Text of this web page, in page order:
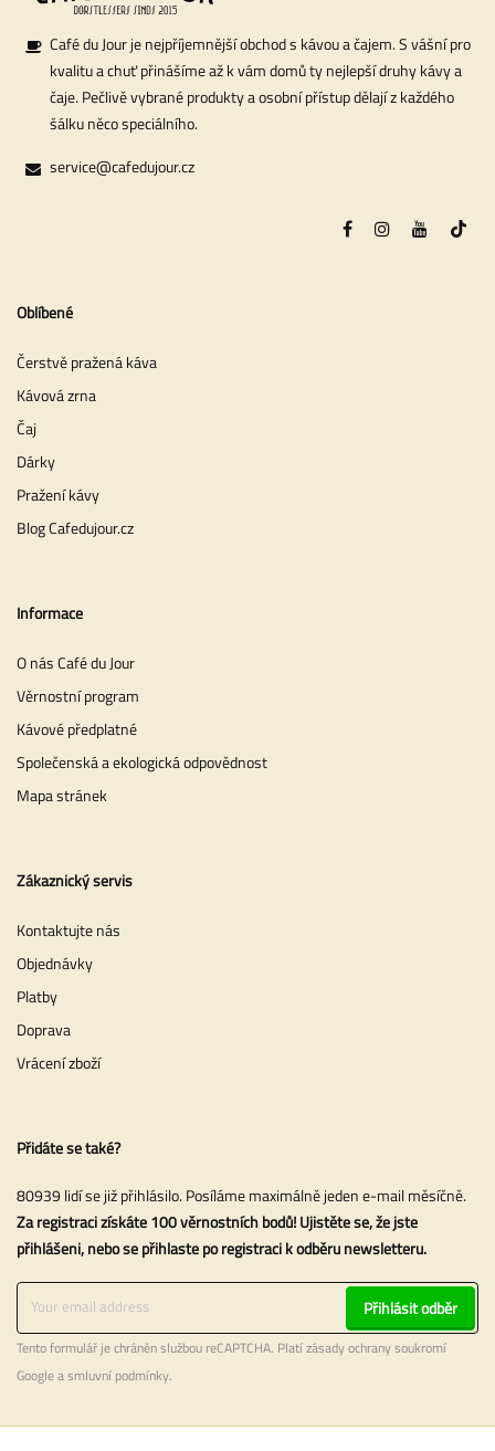
Café du Jour je nejpříjemnější obchod s kávou a čajem. S vášní pro
kvalitu a chuť přinášíme až k vám domů ty nejlepší druhy kávy a
čaje. Pečlivě vybrané produkty a osobní přístup dělají z každého
šálku něco speciálního.
service@cafedujour.cz
Oblíbené
Čerstvě pražená káva
Kávová zrna
Čaj
Dárky
Pražení kávy
Blog Cafedujour.cz
Informace
O nás Café du Jour
Věrnostní program
Kávové předplatné
Společenská a ekologická odpovědnost
Mapa stránek
Zákaznický servis
Kontaktujte nás
Objednávky
Platby
Doprava
Vrácení zboží
Přidáte se také?
80939 lidí se již přihlásilo. Posíláme maximálně jeden e-mail měsíčně.
Za registraci získáte 100 věrnostních bodů! Ujistěte se, že jste
přihlášeni, nebo se přihlaste po registraci k odběru newsletteru.
Přihlásit odběr
Tento formulář je chráněn službou reCAPTCHA. Platízásady ochrany soukromí
Google asmluvní podmínky.